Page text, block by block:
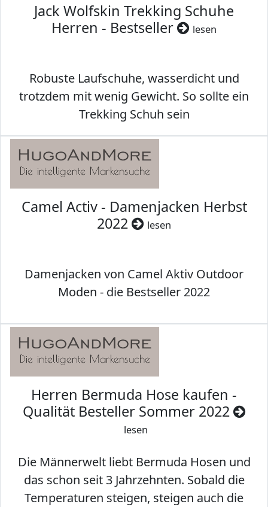
Jack Wolfskin Trekking Schuhe
Herren - Bestseller
lesen
Robuste Laufschuhe, wasserdicht und
trotzdem mit wenig Gewicht. So sollte ein
Trekking Schuh sein
Camel Activ - Damenjacken Herbst
2022
lesen
Damenjacken von Camel Aktiv Outdoor
Moden - die Bestseller 2022
Herren Bermuda Hose kaufen -
Qualität Besteller Sommer 2022
lesen
Die Männerwelt liebt Bermuda Hosen und
das schon seit 3 Jahrzehnten. Sobald die
Temperaturen steigen, steigen auch die